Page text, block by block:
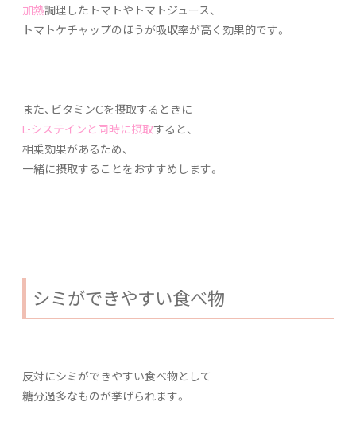
加熱調理したトマトやトマトジュース、
トマトケチャップのほうが吸収率が高く効果的です。
また、ビタミンCを摂取するときに
L-システインと同時に摂取すると、
相乗効果があるため、
一緒に摂取することをおすすめします。
シミができやすい食べ物
反対にシミができやすい食べ物として
糖分過多なものが挙げられます。